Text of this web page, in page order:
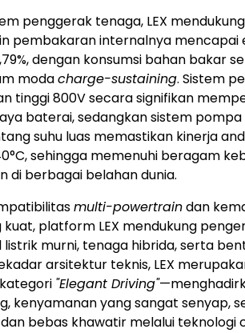
penggerak tenaga, LEX
pembakaran internalnya mencapai
dengan konsumsi bahan bakar
modacharge-sustaining. Sistem
tinggi 800V secara signifikan
baterai, sedangkan sistem
suhu luas memastikan kinerja
sehingga memenuhi beragam
di berbagai belahan dunia.
multi-powertraindan
kuat, platform LEX mendukung
murni, tenaga hibrida, serta
arsitektur teknis, LEX
kategori "Elegant Driving"
kenyamanan yang sangat senyap,
bebas khawatir melalui teknologi